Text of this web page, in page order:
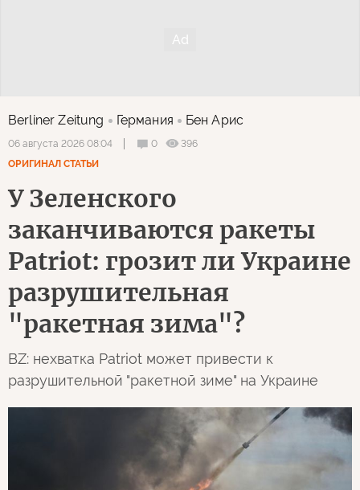
Berliner Zeitung Германия Бен Арис
06 августа 2026 08:04 0
396
ОРИГИНАЛ СТАТЬИ
У Зеленского
заканчиваются ракеты
Patriot: грозит ли Украине
разрушительная
"ракетная зима"?
BZ: нехватка Patriot может привести к
разрушительной "ракетной зиме" на Украине